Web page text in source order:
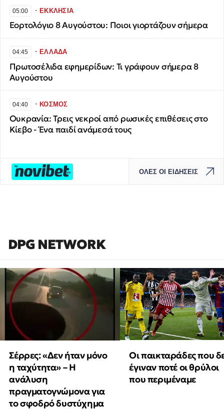
05:00 ∙ΕΚΚΛΗΣΙΑ
Εορτολόγιο 8 Αυγούστου: Ποιοι γιορτάζουν σήμερα
04:45 ∙ΕΛΛΑΔΑ
Πρωτοσέλιδα εφημερίδων: Τι γράφουν σήμερα 8
Αυγούστου
04:40 ∙ΚΟΣΜΟΣ
Ουκρανία: Τρεις νεκροί από ρωσικές επιθέσεις στο
Κίεβο - Ένα παιδί ανάμεσά τους
ΟΛΕΣ ΟΙ ΕΙΔΗΣΕΙΣ
DPG NETWORK
Σέρρες: «Δεν ήταν μόνο
η ταχύτητα» – Η
ανάλυση
πραγματογνώμονα για
το σφοδρό δυστύχημα
Οι παικταράδες που
έγιναν ποτέ οι θρύλοι
που περιμέναμε